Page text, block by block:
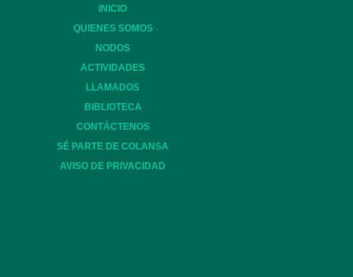
INICIO
QUIENES SOMOS
NODOS
ACTIVIDADES
LLAMADOS
BIBLIOTECA
CONTÁCTENOS
SÉ PARTE DE COLANSA
AVISO DE PRIVACIDAD